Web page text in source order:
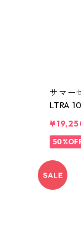
サマー
LTRA